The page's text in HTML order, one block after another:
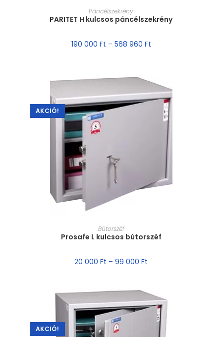
MÉRET VÁLASZTÁSA
Páncélszekrény
PARITET H kulcsos páncélszekrény
190 000 Ft – 568 960 Ft
AKCIÓ!
MÉRET VÁLASZTÁSA
Bútorszéf
Prosafe L kulcsos bútorszéf
20 000 Ft – 99 000 Ft
AKCIÓ!